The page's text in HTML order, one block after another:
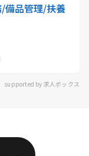
備品管理/扶養
supported by 求人ボックス